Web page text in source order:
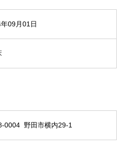
09月01日
0004 野田市横内29-1